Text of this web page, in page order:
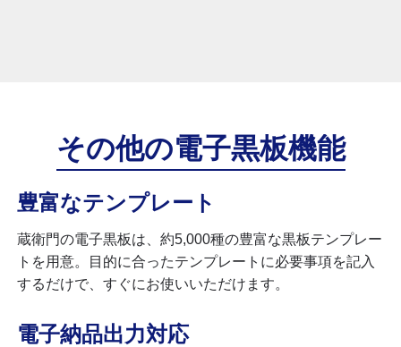
その他の電子黒板機能
豊富なテンプレート
蔵衛門の電子黒板は、約5,000種の豊富な黒板テンプレー
トを用意。目的に合ったテンプレートに必要事項を記入
するだけで、すぐにお使いいただけます。
電子納品出力対応